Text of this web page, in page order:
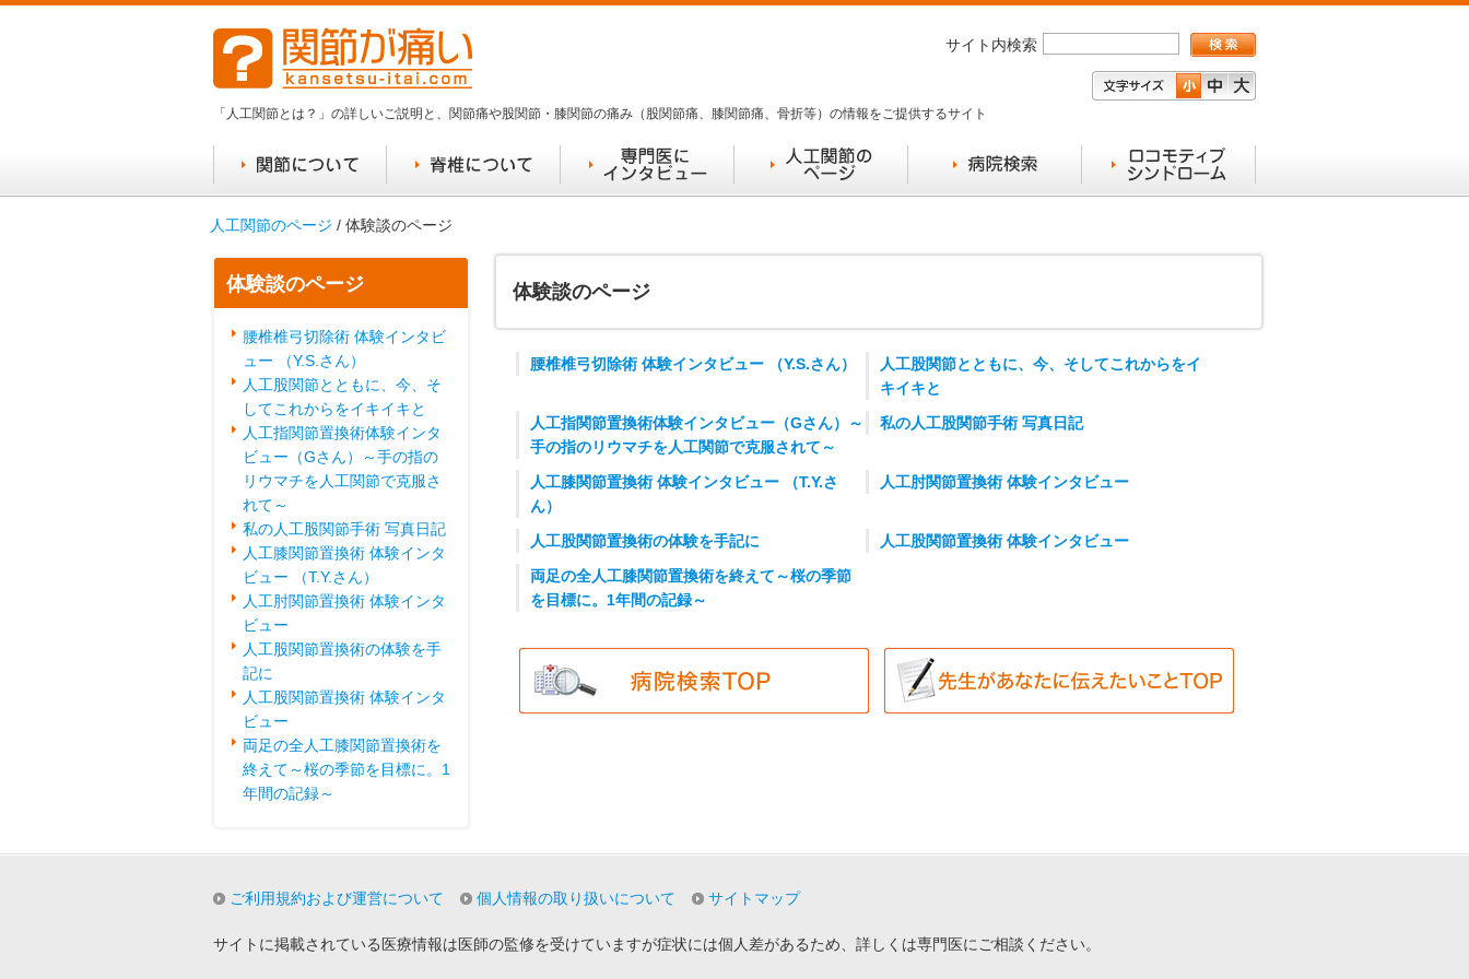
「人工関節とは？」の詳しいご説明と、関節痛や股関節・膝関節の痛み（股関節痛、膝関節痛、骨折等）の情報をご提供するサイト
サイト内検索
人工関節のページ / 体験談のページ
体験談のページ
腰椎椎弓切除術 体験インタビュー （Y.S.さん）
人工股関節とともに、今、そしてこれからをイ
キイキと
人工指関節置換術体験インタビュー（Gさん）～
手の指のリウマチを人工関節で克服されて～
私の人工股関節手術 写真日記
人工膝関節置換術 体験インタビュー （T.Y.さ
ん）
人工肘関節置換術 体験インタビュー
人工股関節置換術の体験を手記に
人工股関節置換術 体験インタビュー
両足の全人工膝関節置換術を終えて～桜の季節
を目標に。1年間の記録～
体験談のページ
腰椎椎弓切除術 体験インタビ
ュー （Y.S.さん）
人工股関節とともに、今、そ
してこれからをイキイキと
人工指関節置換術体験インタ
ビュー（Gさん）～手の指の
リウマチを人工関節で克服さ
れて～
私の人工股関節手術 写真日記
人工膝関節置換術 体験インタ
ビュー （T.Y.さん）
人工肘関節置換術 体験インタ
ビュー
人工股関節置換術の体験を手
記に
人工股関節置換術 体験インタ
ビュー
両足の全人工膝関節置換術を
終えて～桜の季節を目標に。1
年間の記録～
ご利用規約および運営について 個人情報の取り扱いについて サイトマップ
サイトに掲載されている医療情報は医師の監修を受けていますが症状には個人差があるため、詳しくは専門医にご相談ください。